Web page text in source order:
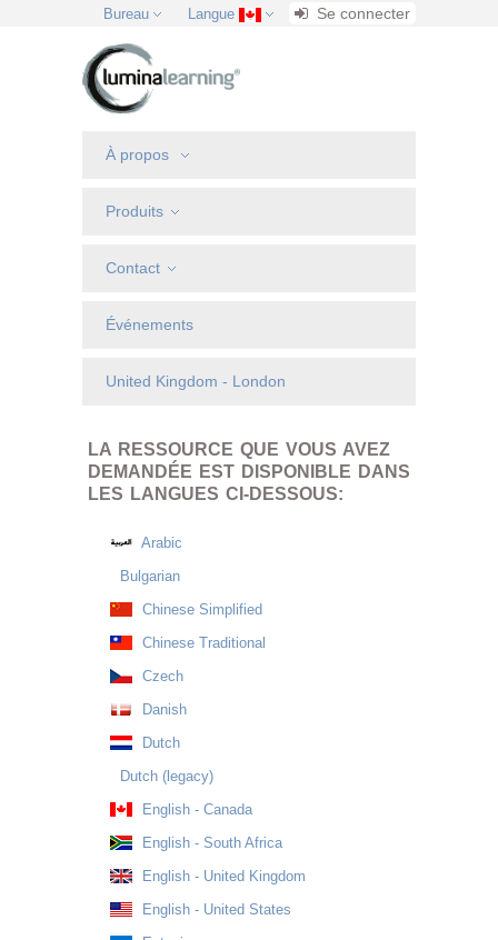
Bureau Langue Se connecter
À propos
Produits
Contact
Événements
United Kingdom - London
LA RESSOURCE QUE VOUS AVEZ
DEMANDÉE EST DISPONIBLE DANS
LES LANGUES CI-DESSOUS:
Arabic
Bulgarian
Chinese Simplified
Chinese Traditional
Czech
Danish
Dutch
Dutch (legacy)
English - Canada
English - South Africa
English - United Kingdom
English - United States